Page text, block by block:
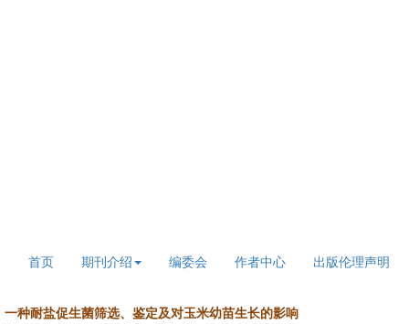
首页 期刊介绍 编委会 作者中心 出版伦理声明
一种耐盐促生菌筛选、鉴定及对玉米幼苗生长的影响